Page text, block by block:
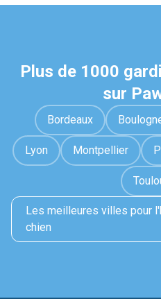
Plus de 1000
sur
Bordeaux
Lyon Montpellier
Les meilleures villes pour
chien